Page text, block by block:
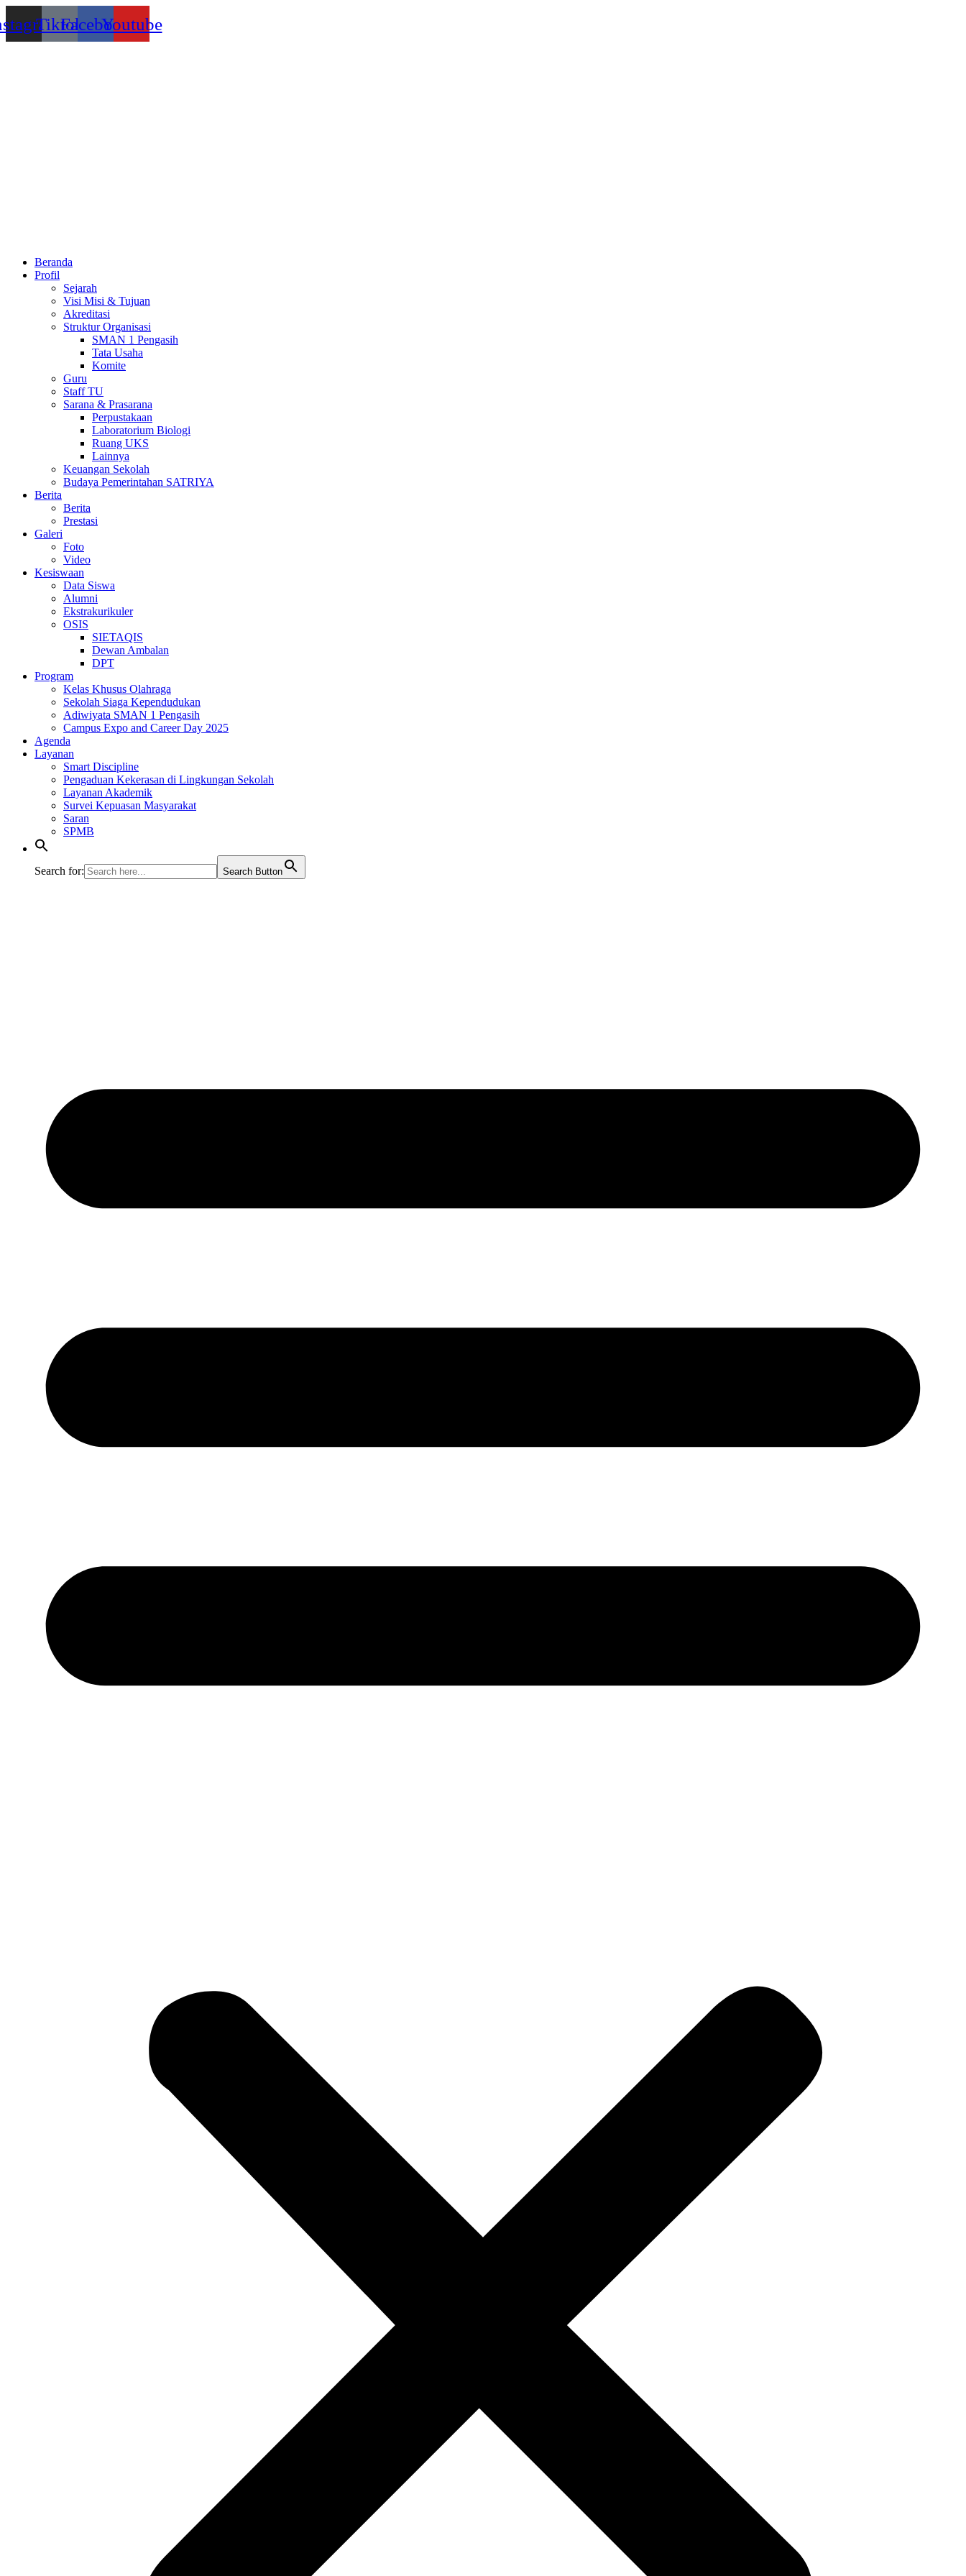
ke
konten
TiktokFacebookYoutube
Beranda
Profil
Sejarah
Visi Misi & Tujuan
Akreditasi
Struktur Organisasi
SMAN 1 Pengasih
Tata Usaha
Komite
Guru
Staff TU
Sarana & Prasarana
Perpustakaan
Laboratorium Biologi
Ruang UKS
Lainnya
Keuangan Sekolah
Budaya Pemerintahan SATRIYA
Berita
Berita
Prestasi
Galeri
Foto
Video
Kesiswaan
Data Siswa
Alumni
Ekstrakurikuler
OSIS
SIETAQIS
Dewan Ambalan
DPT
Program
Kelas Khusus Olahraga
Sekolah Siaga Kependudukan
Adiwiyata SMAN 1 Pengasih
Campus Expo and Career Day 2025
Agenda
Layanan
Smart Discipline
Pengaduan Kekerasan di Lingkungan Sekolah
Layanan Akademik
Survei Kepuasan Masyarakat
Saran
SPMB
Search for: Search Button